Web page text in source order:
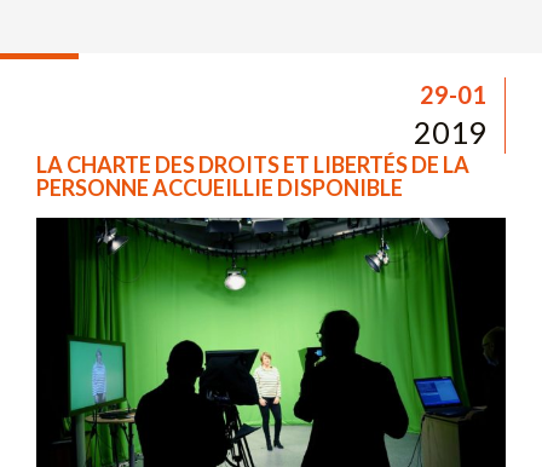
29-01
2019
LA CHARTE DES DROITS ET LIBERTÉS DE LA
PERSONNE ACCUEILLIE DISPONIBLE